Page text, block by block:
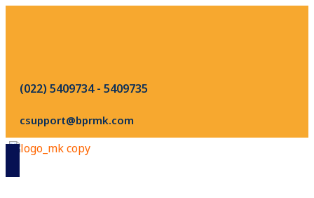
(022) 5409734 - 5409735
csupport@bprmk.com